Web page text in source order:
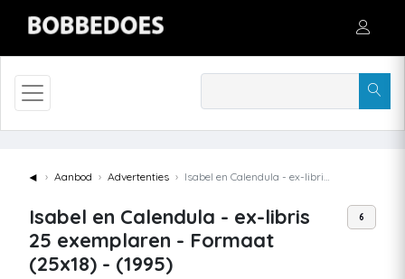
◄ Aanbod Advertenties Isabel en Calendula - ex-libris 25 exemplaren - Formaat (25x18) - (1995)
Isabel en Calendula - ex-libris
25 exemplaren - Formaat
(25x18) - (1995)
6